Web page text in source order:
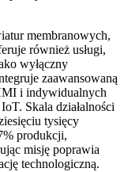
membranowych,
również usługi,
wyłączny
zaawansowaną
i indywidualnych
Skala działalności
tysięcy
produkcji,
misję poprawia
technologiczną.